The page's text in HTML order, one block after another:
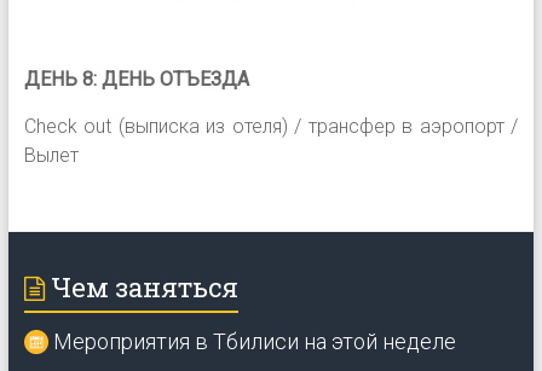
ДЕНЬ 8: ДЕНЬ ОТЪЕЗДА
Check out (выписка из отеля) / трансфер в аэропорт /
Вылет
Чем заняться
Мероприятия в Тбилиси на этой неделе